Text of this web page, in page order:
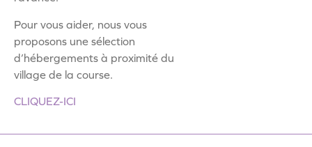
Pour vous aider, nous vous
proposons une sélection
d’hébergements à proximité du
village de la course.
CLIQUEZ-ICI